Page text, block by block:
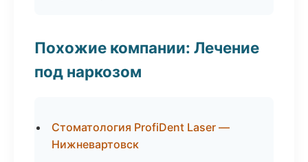
Похожие компании: Лечение
под наркозом
Стоматология ProfiDent Laser —
Нижневартовск